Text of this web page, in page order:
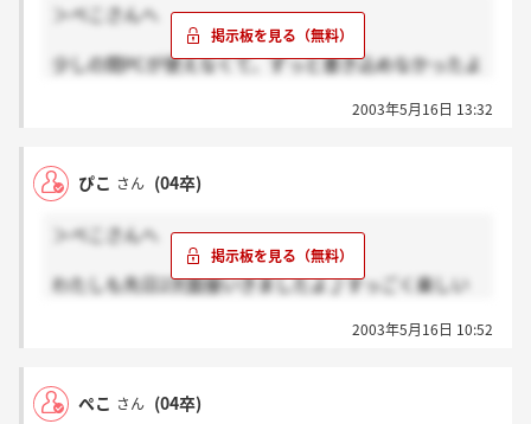
ますます緊張する…。やっぱ最終でも落とすよねえ??
10人でしょ？で、朝からたぶん一日中やるから、今の
時点で何人残ってるだろう…。うーん、まだ倍はのこ
＞ぺこさんへ
少しの間PCが使えなくて、ずっと書き込めなかったよ
そして、私も最終面接の連絡を頂きました！！！
し。まだ内定貰ったわけじゃないのに（笑）
ここまでこれたんだし、最終もお互い頑張ろうね☆
だった。でもだから自然体で受けられたのかな。
またまた英語なんだね。なんか慣れてきた感あり。
2003年5月16日 13:32
ぴこ さん (04卒)
＞ぺこさんへ
わたしも先日2次面接いきましたよ♪すっごく楽しい
って、ここで落ちたら立ち直れない・・・フラれても
まだ最終の案内こなくて、携帯の音にビクビクしてる
んです！ダメだった場合も携帯に連絡入るんですか
2003年5月16日 10:52
ぺこ さん (04卒)